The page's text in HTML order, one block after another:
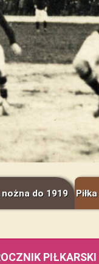
nożna do 1919